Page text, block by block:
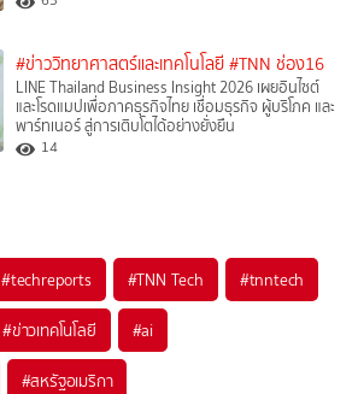
#ข่าววิทยาศาสตร์และเทคโนโลยี #TNN ช่อง16
LINE Thailand Business Insight 2026 เผยอินไซต์
และโรดแมปเพื่อภาคธุรกิจไทย เชื่อมธุรกิจ ผู้บริโภค และ
พาร์ทเนอร์ สู่การเติบโตได้อย่างยั่งยืน
14
#techreports #TNN Tech #tnntech
#ข่าวเทคโนโลยี #ai
#สหรัฐอเมริกา